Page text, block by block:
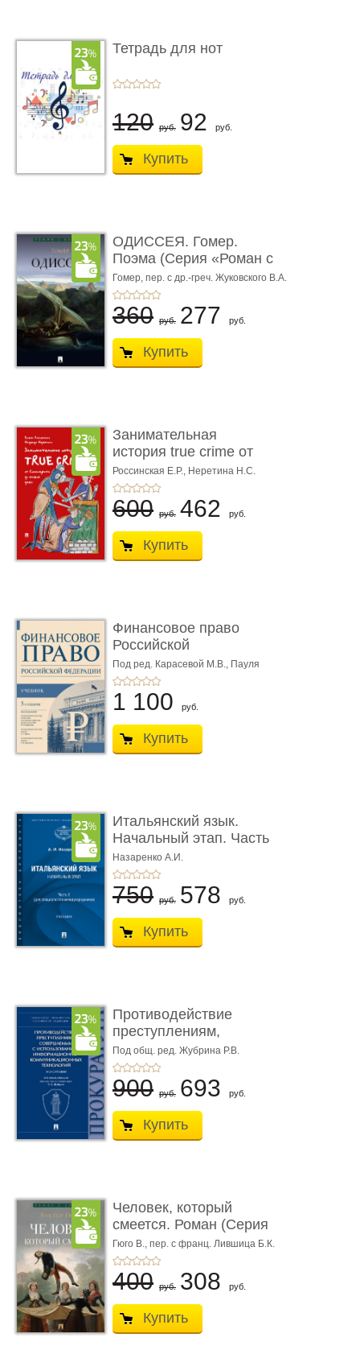
Тетрадь для нот
120 руб. 92 руб.
Купить
ОДИССЕЯ. Гомер.
Поэма (Серия «Роман с
книгой»)
Гомер, пер. с др.-греч. Жуковского В.А.
360 руб. 277 руб.
Купить
Занимательная
история true crime от
Гиппократа до � ...
Россинская Е.Р., Неретина Н.С.
600 руб. 462 руб.
Купить
Финансовое право
Российской
Федерации. 5-е изд�
...
Под ред. Карасевой М.В., Пауля
А.Г., Красюкова А.В.
1 100 руб.
Купить
Итальянский язык.
Начальный этап. Часть
2. Учеб� ...
Назаренко А.И.
750 руб. 578 руб.
Купить
Противодействие
преступлениям,
совершаемым с ...
Под общ. ред. Жубрина Р.В.
900 руб. 693 руб.
Купить
Человек, который
смеется. Роман (Серия
«Роман с ...
Гюго В., пер. с франц. Лившица Б.К.
400 руб. 308 руб.
Купить